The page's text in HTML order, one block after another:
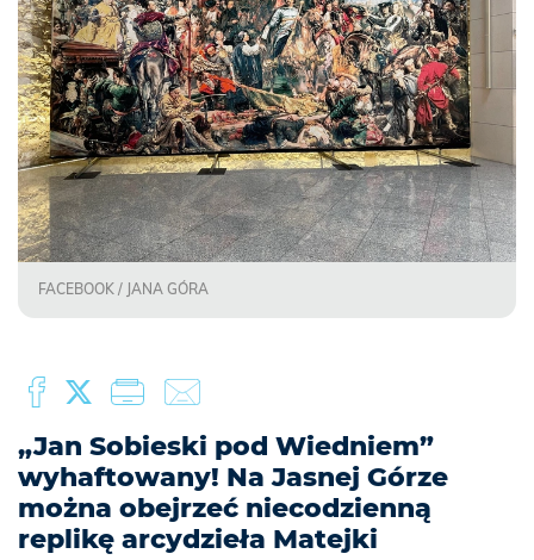
FACEBOOK / JANA GÓRA
„Jan Sobieski pod Wiedniem”
wyhaftowany! Na Jasnej Górze
można obejrzeć niecodzienną
replikę arcydzieła Matejki